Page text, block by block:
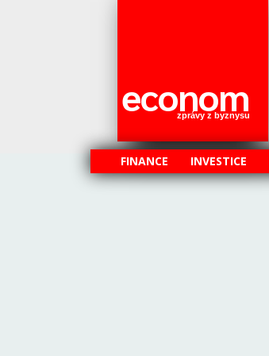
econom
zprávy z byznysu
FINANCE INVESTICE